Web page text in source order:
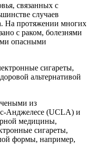
связанных с
случаев
На протяжении многих
с раком, болезнями
опасными
сигареты,
альтернативой
из
Анджелесе (UCLA) и
медицины,
сигареты,
формы, например,